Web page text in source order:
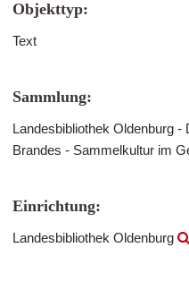
Objekttyp:
Text
Sammlung:
Landesbibliothek Oldenburg
Brandes - Sammelkultur im
Einrichtung:
Landesbibliothek Oldenburg